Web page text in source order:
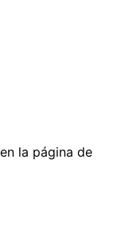
la página de